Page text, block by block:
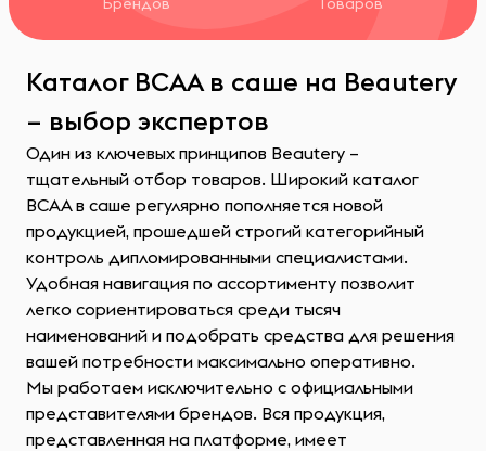
Каталог BCAA в саше на Beautery
– выбор экспертов
Один из ключевых принципов Beautery –
тщательный отбор товаров. Широкий каталог
BCAA в саше регулярно пополняется новой
продукцией, прошедшей строгий категорийный
контроль дипломированными специалистами.
Удобная навигация по ассортименту позволит
легко сориентироваться среди тысяч
наименований и подобрать средства для решения
вашей потребности максимально оперативно.
Мы работаем исключительно с официальными
представителями брендов. Вся продукция,
представленная на платформе, имеет